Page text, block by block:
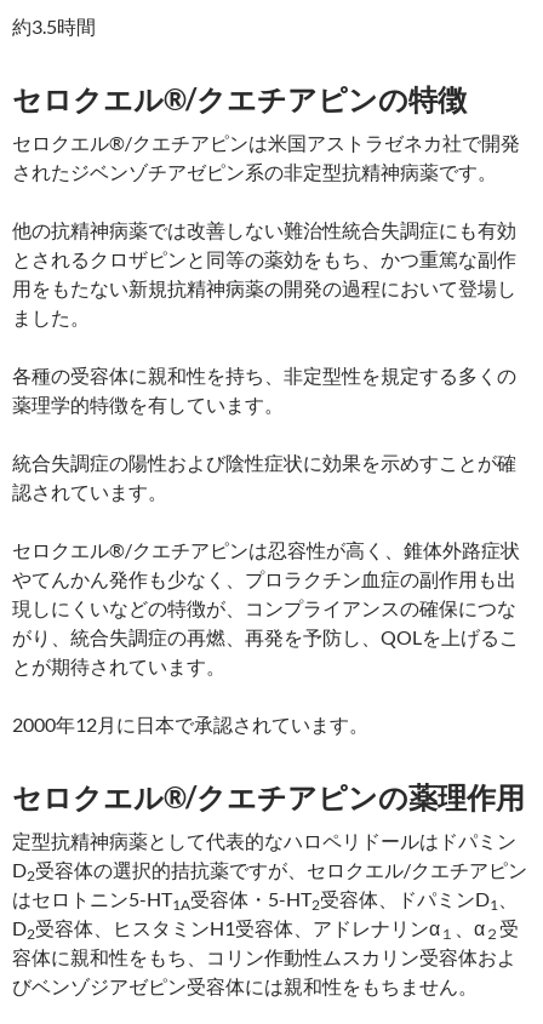
約3.5時間
セロクエル®/クエチアピンの特徴
セロクエル®/クエチアピンは米国アストラゼネカ社で開発
されたジベンゾチアゼピン系の非定型抗精神病薬です。
他の抗精神病薬では改善しない難治性統合失調症にも有効
とされるクロザピンと同等の薬効をもち、かつ重篤な副作
用をもたない新規抗精神病薬の開発の過程において登場し
ました。
各種の受容体に親和性を持ち、非定型性を規定する多くの
薬理学的特徴を有しています。
統合失調症の陽性および陰性症状に効果を示めすことが確
認されています。
セロクエル®/クエチアピンは忍容性が高く、錐体外路症状
やてんかん発作も少なく、プロラクチン血症の副作用も出
現しにくいなどの特徴が、コンプライアンスの確保につな
がり、統合失調症の再燃、再発を予防し、QOLを上げるこ
とが期待されています。
2000年12月に日本で承認されています。
セロクエル®/クエチアピンの薬理作用
定型抗精神病薬として代表的なハロペリドールはドパミン
D2受容体の選択的拮抗薬ですが、セロクエル/クエチアピン
はセロトニン5-HT1A受容体・5-HT2受容体、ドパミンD1
D2受容体、ヒスタミンH1受容体、アドレナリンα １ 、α ２ 受
容体に親和性をもち、コリン作動性ムスカリン受容体およ
びベンゾジアゼピン受容体には親和性をもちません。